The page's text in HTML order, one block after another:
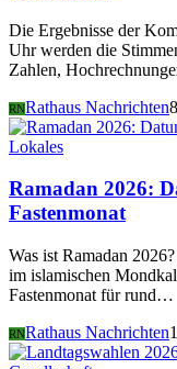
Die Ergebnisse der
Uhr werden die
Zahlen,
RNRathaus Nachrichten
Lokales
Ramadan 2026:
Fastenmonat
Was ist Ramadan
im islamischen
Fastenmonat für rund…
RNRathaus Nachrichten